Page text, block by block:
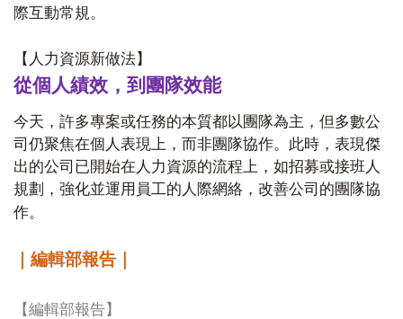
際互動常規。
【人力資源新做法】
從個人績效，到團隊效能
今天，許多專案或任務的本質都以團隊為主，但多數公
司仍聚焦在個人表現上，而非團隊協作。此時，表現傑
出的公司已開始在人力資源的流程上，如招募或接班人
規劃，強化並運用員工的人際網絡，改善公司的團隊協
作。
｜編輯部報告｜
【編輯部報告】